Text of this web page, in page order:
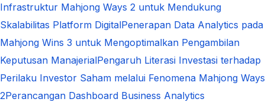
Infrastruktur Mahjong Ways 2 untuk Mendukung
Skalabilitas Platform DigitalPenerapan Data Analytics pada
Mahjong Wins 3 untuk Mengoptimalkan Pengambilan
Keputusan ManajerialPengaruh Literasi Investasi terhadap
Perilaku Investor Saham melalui Fenomena Mahjong Ways
2Perancangan Dashboard Business Analytics